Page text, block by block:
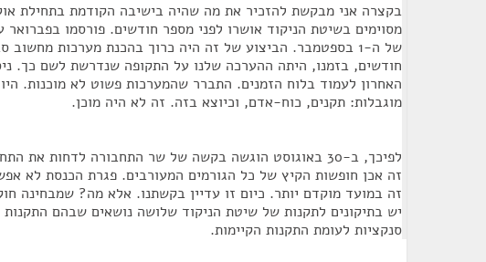
בקצרה אני מבקשת להזכיר את מה שהיה בישיבה הקודמת בתחילת
מסוימים בשיטת הניקוד אושרו לפני מספר חודשים. פורסמו בפברואר
של ה-1 בספטמבר. הביצוע של זה היה כרוך בהכנת מערכות מחשוב
חודשים, בזמנו, היתה ההערכה שלנו על התקופה שנדרשת לשם כך.
האחרון לעמוד בלוח הזמנים. התברר שהמערכות פשוט לא מוכנות.
מוגבלות: תקנים, כוח-אדם, וכיוצא בזה. זה לא היה מוכן.
זה אכן חופשות הקיץ של כל הגורמים המעורבים. פגרת הכנסת לא
זה במועד מוקדם יותר. כיום זו עדיין בקשתנו. אלא מה? שמבחינה
יש בתיקונים לתקנות של שיטת הניקוד שלושה נושאים שבהם
סנקציות לעומת התקנות הקיימות.